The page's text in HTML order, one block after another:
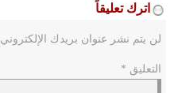
اترك تعليقاً
لن يتم نشر عنوان بريدك الإلكتروني.
التعليق *